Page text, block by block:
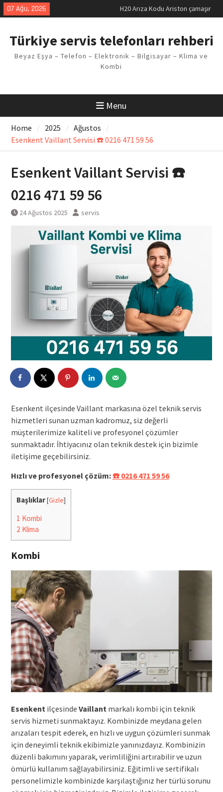
Skip
to
07 Ağu, 2026
H20 Arıza Kodu Ariston çamaşır
makinesi Sorunu
Arçelik buzdolabı F5 Hatası
Vaillant çamaşır makinesi E03
Arıza Kodu
Türkiye servis telefonları rehberi
Beyaz Eşya – Telefon – Elektronik – Bilgisayar – Klima ve
Kombi
Menu
Home 2025
Ağustos
Esenkent Vaillant Servisi ☎️ 0216 471 59 56
Esenkent Vaillant Servisi ☎️
0216 471 59 56
24 Ağustos 2025 servis
Esenkent ilçesinde Vaillant markasına özel teknik servis
hizmetleri sunan uzman kadromuz, siz değerli
müşterilerimize kaliteli ve profesyonel çözümler
sunmaktadır. İhtiyacınız olan teknik destek için bizimle
iletişime geçebilirsiniz.
Hızlı ve profesyonel çözüm:☎️ 0216 471 59 56
Başlıklar[Gizle]
1 Kombi
2 Klima
Kombi
Esenkent ilçesinde Vaillant markalı kombi için teknik
servis hizmeti sunmaktayız. Kombinizde meydana gelen
arızaları tespit ederek, en hızlı ve uygun çözümleri sunmak
için deneyimli teknik ekibimizle yanınızdayız. Kombinizin
düzenli bakımını yaparak, verimliliğini artırabilir ve uzun
ömürlü kullanım sağlayabilirsiniz. Eğitimli ve sertifikalı
personelimizle kombinizde karşılaştığınız her türlü sorunu